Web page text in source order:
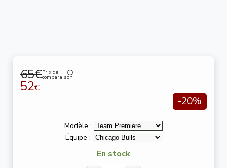
65€Prix de
comparaison
52€
-20%
Modèle :
Équipe :
En stock